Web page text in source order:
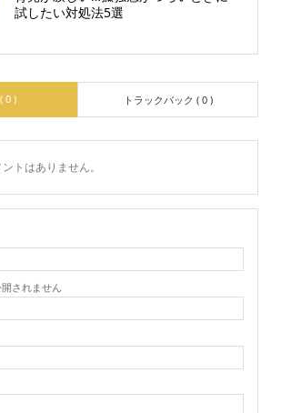
試したい対処法5選
0 ) トラックバック ( 0 )
トはありません。
されません